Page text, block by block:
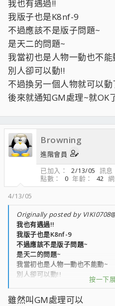
我也有遇過!!
我版子也是K8nf-9
不過應該不是版子問題~
是天二的問題~
我當初也是人物一動也不能
別人卻可以動!!
不過換另一個人物就可以動
後來就通知GM處理~就OK
Browning
進階會員
已加入
2/13/05 訊息
點數
0 年齡 42
4/13/05
Originally posted by VIKI0708
我也有遇過!!
我版子也是K8nf-9
不過應該不是版子問題~
是天二的問題~
我當初也是人物一動也不能動~
別人卻可以動!!
不過換另一個人物就可以動了
後來就通知GM處理~就OK了
按一下
雖然叫GM處理可以